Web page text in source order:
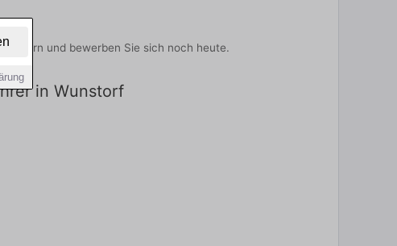
und bewerben Sie sich noch heute.
in Wunstorf